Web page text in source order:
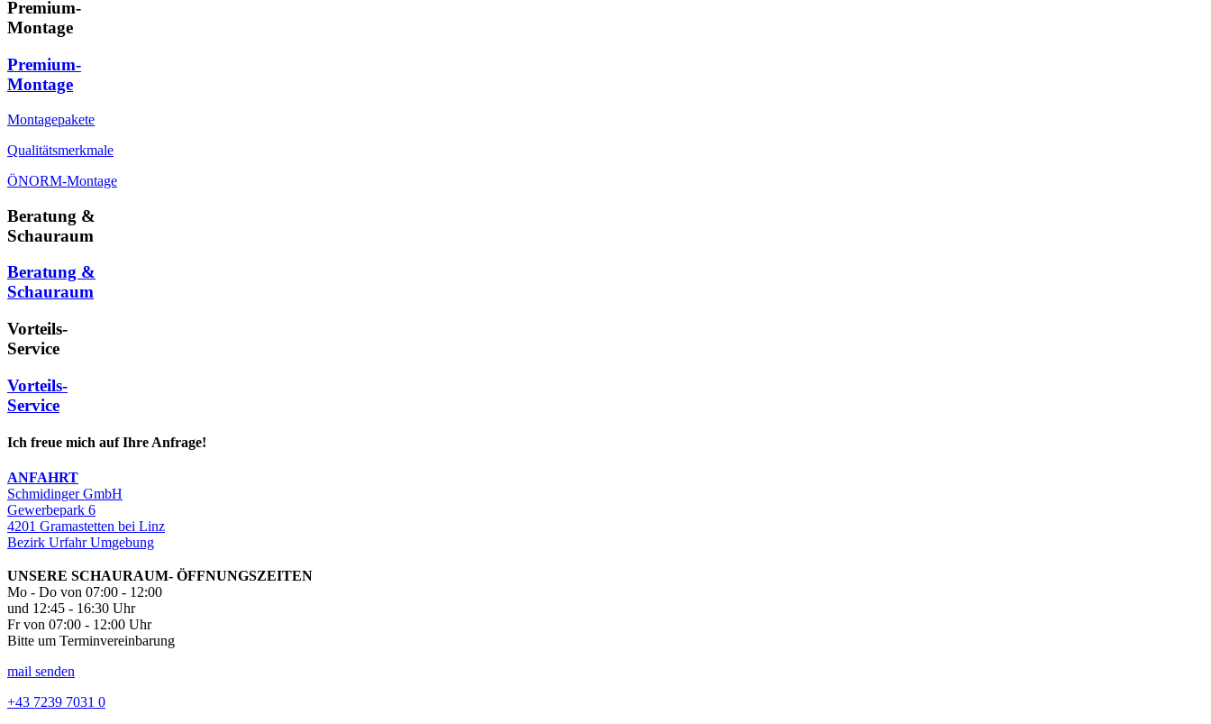
Premium-
Montage
Premium-
Montage
Montagepakete
Qualitätsmerkmale
ÖNORM-Montage
Beratung &
Schauraum
Beratung &
Schauraum
Vorteils-
Service
Vorteils-
Service
Ich freue mich auf Ihre Anfrage!
ANFAHRT
Schmidinger GmbH
Gewerbepark 6
4201 Gramastetten bei Linz
Bezirk Urfahr Umgebung
UNSERE SCHAURAUM- ÖFFNUNGSZEITEN
Mo - Do von 07:00 - 12:00
und 12:45 - 16:30 Uhr
Fr von 07:00 - 12:00 Uhr
Bitte um Terminvereinbarung
mail senden
+43 7239 7031 0